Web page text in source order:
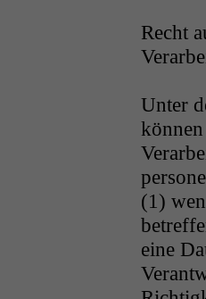
Recht
Unter
(1)
eine